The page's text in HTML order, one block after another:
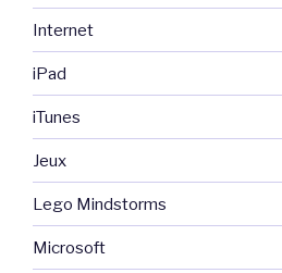
Internet
iPad
iTunes
Jeux
Lego Mindstorms
Microsoft